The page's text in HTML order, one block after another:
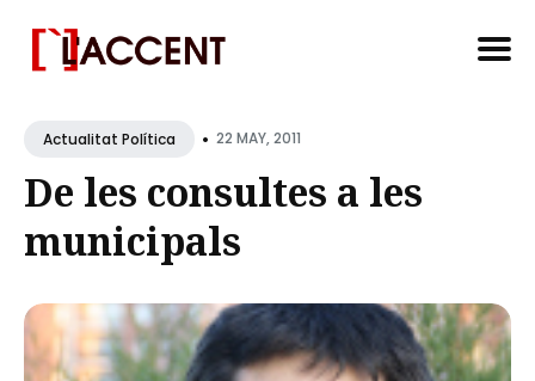
forActualitat Política • 22 MAY, 2011
De les consultes a les
municipals